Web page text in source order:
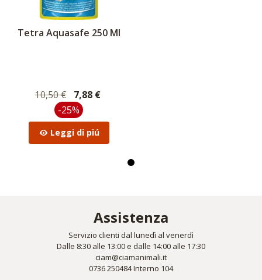
Tetra Aquasafe 250 Ml
10,50 €
7,88 €
-25%
Leggi di piú
Assistenza
Servizio clienti dal lunedì al venerdì
Dalle 8:30 alle 13:00 e dalle 14:00 alle 17:30
ciam@ciamanimali.it
0736 250484 Interno 104